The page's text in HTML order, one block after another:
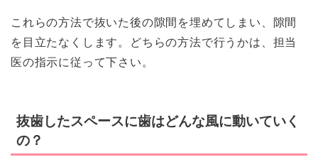
これらの方法で抜いた後の隙間を埋めてしまい、隙間
を目立たなくします。どちらの方法で行うかは、担当
医の指示に従って下さい。
抜歯したスペースに歯はどんな風に動いていく
の？